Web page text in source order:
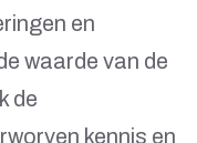
en
waarde van de
de
kennis en